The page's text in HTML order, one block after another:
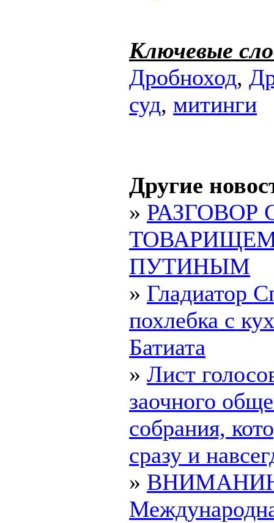
Ключевые
Дробноход,
суд, митинги
Другие
» РАЗГОВОР
ПУТИНЫМ
» Гладиатор
похлебка с
Батиата
» Лист
заочного
собрания,
сразу и
»